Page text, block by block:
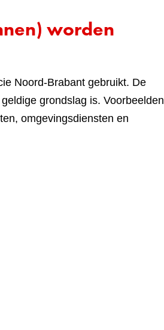
worden
Noord-Brabant gebruikt. De
grondslag is. Voorbeelden
omgevingsdiensten en